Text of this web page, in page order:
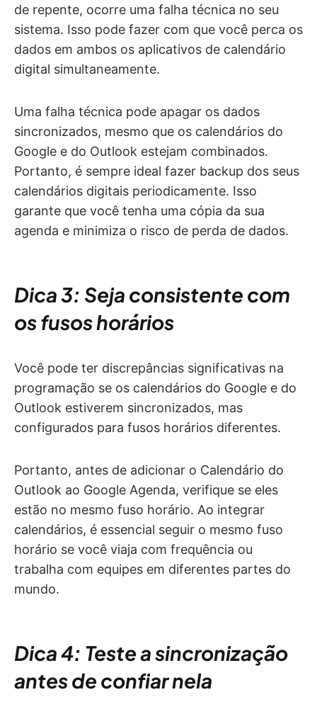
de repente, ocorre uma falha técnica no seu
sistema. Isso pode fazer com que você perca os
dados em ambos os aplicativos de calendário
digital simultaneamente.
Uma falha técnica pode apagar os dados
sincronizados, mesmo que os calendários do
Google e do Outlook estejam combinados.
Portanto, é sempre ideal fazer backup dos seus
calendários digitais periodicamente. Isso
garante que você tenha uma cópia da sua
agenda e minimiza o risco de perda de dados.
Dica 3: Seja consistente com
os fusos horários
Você pode ter discrepâncias significativas na
programação se os calendários do Google e do
Outlook estiverem sincronizados, mas
configurados para fusos horários diferentes.
Portanto, antes de adicionar o Calendário do
Outlook ao Google Agenda, verifique se eles
estão no mesmo fuso horário. Ao integrar
calendários, é essencial seguir o mesmo fuso
horário se você viaja com frequência ou
trabalha com equipes em diferentes partes do
mundo.
Dica 4: Teste a sincronização
antes de confiar nela